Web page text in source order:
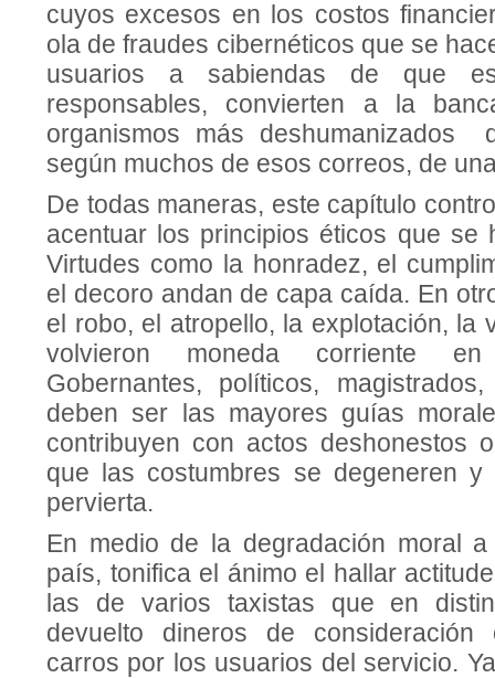
cuyos excesos en los costos
ola de fraudes cibernéticos que se
usuarios a sabiendas de que
responsables, convierten a la
organismos más deshumanizados
según muchos de esos correos, de
De todas maneras, este capítulo
acentuar los principios éticos que se
Virtudes como la honradez, el
el decoro andan de capa caída. En
el robo, el atropello, la explotación, la
volvieron moneda corriente
Gobernantes, políticos,
deben ser las mayores guías
contribuyen con actos deshonestos
que las costumbres se degeneren
pervierta.
En medio de la degradación moral
país, tonifica el ánimo el hallar
las de varios taxistas que en
devuelto dineros de
carros por los usuarios del servicio.